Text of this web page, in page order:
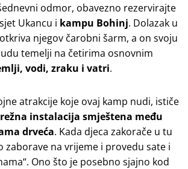
odmor, obavezno rezervirajte
Ukancu i kampu Bohinj. Dolazak u
njegov čarobni šarm, a on svoju
temelji na četirima osnovnim
vodi, zraku i vatri.
atrakcije koje ovaj kamp nudi, ističe
instalacija smještena među
drveća. Kada djeca zakorače u tu
zaborave na vrijeme i provedu sate i
Ono što je posebno sjajno kod